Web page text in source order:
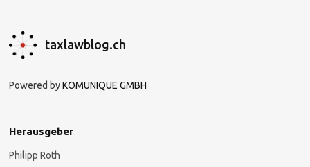
taxlawblog.ch
Powered byKOMUNIQUE GMBH
Herausgeber
Philipp Roth